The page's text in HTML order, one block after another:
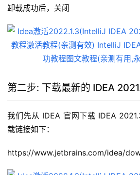
卸载成功后，关闭
第二步: 下载最新的 IDEA
我们先从 IDEA 官网下载 IDEA
载链接如下：
https://www.jetbrains.com/idea/